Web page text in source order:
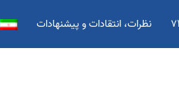
نظرات، انتقادات و پیشنهادات